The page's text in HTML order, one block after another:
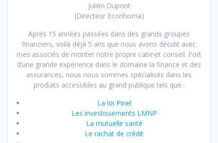
Julien Dupont
(Directeur Econhoma)
Après 15 années passées dans des grands groupes
financiers, voilà déjà 5 ans que nous avons décidé avec
mes associés de monter notre propre cabinet conseil. Fort
d’une grande expérience dans le domaine la finance et des
assurances, nous nous sommes spécialisés dans les
produits accessibles au grand publique tels que :
La loi Pinel
Les investissements LMNP
La mutuelle santé
Le rachat de crédit